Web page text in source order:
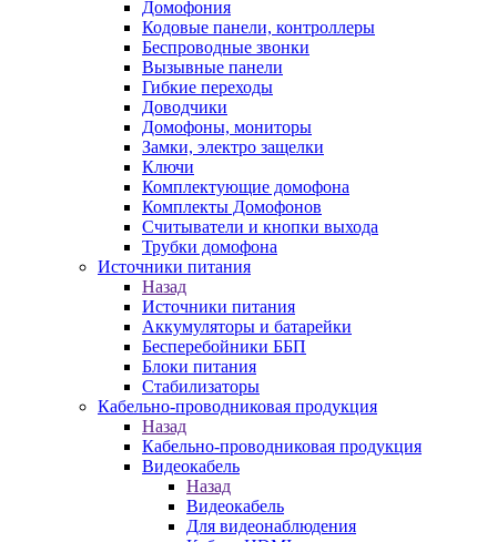
Домофония
Кодовые панели, контроллеры
Беспроводные звонки
Вызывные панели
Гибкие переходы
Доводчики
Домофоны, мониторы
Замки, электро защелки
Ключи
Комплектующие домофона
Комплекты Домофонов
Считыватели и кнопки выхода
Трубки домофона
Источники питания
Назад
Источники питания
Аккумуляторы и батарейки
Бесперебойники ББП
Блоки питания
Стабилизаторы
Кабельно-проводниковая продукция
Назад
Кабельно-проводниковая продукция
Видеокабель
Назад
Видеокабель
Для видеонаблюдения